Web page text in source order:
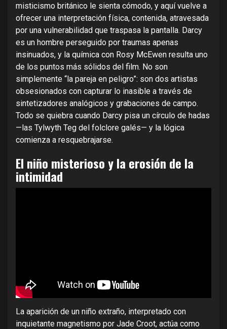
misticismo británico le sienta cómodo, y aquí vuelve a
ofrecer una interpretación física, contenida, atravesada
por una vulnerabilidad que traspasa la pantalla. Darcy
es un hombre perseguido por traumas apenas
insinuados, y la química con Rosy McEwen resulta uno
de los puntos más sólidos del film. No son
simplemente “la pareja en peligro”: son dos artistas
obsesionados con capturar lo inasible a través de
sintetizadores analógicos y grabaciones de campo.
Todo se quiebra cuando Darcy pisa un círculo de hadas
—las Tylwyth Teg del folclore galés— y la lógica
comienza a resquebrajarse.
El niño misterioso y la erosión de la
intimidad
La aparición de un niño extraño, interpretado con
inquietante magnetismo por Jade Croot, actúa como